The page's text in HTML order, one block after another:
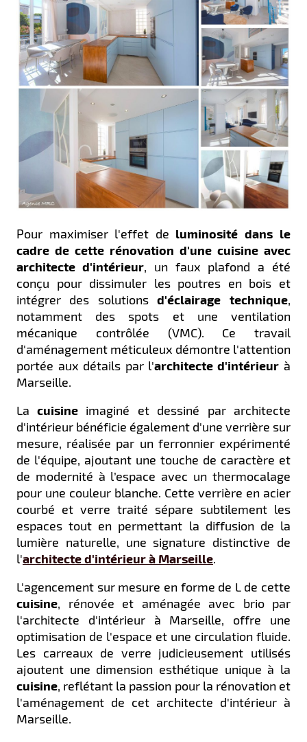
Pour maximiser l'effet de luminosité dans le
cadre de cette rénovation d'une cuisine avec
architecte d'intérieur, un faux plafond a été
conçu pour dissimuler les poutres en bois et
intégrer des solutions d'éclairage technique,
notamment des spots et une ventilation
mécanique contrôlée (VMC). Ce travail
d'aménagement méticuleux démontre l'attention
portée aux détails par l'architecte d'intérieur à
Marseille.
La cuisine imaginé et dessiné par architecte
d'intérieur bénéficie également d'une verrière sur
mesure, réalisée par un ferronnier expérimenté
de l'équipe, ajoutant une touche de caractère et
de modernité à l’espace avec un thermocalage
pour une couleur blanche. Cette verrière en acier
courbé et verre traité sépare subtilement les
espaces tout en permettant la diffusion de la
lumière naturelle, une signature distinctive de
l'architecte d'intérieur à Marseille.
L'agencement sur mesure en forme de L de cette
cuisine, rénovée et aménagée avec brio par
l'architecte d'intérieur à Marseille, offre une
optimisation de l'espace et une circulation fluide.
Les carreaux de verre judicieusement utilisés
ajoutent une dimension esthétique unique à la
cuisine, reflétant la passion pour la rénovation et
l'aménagement de cet architecte d'intérieur à
Marseille.